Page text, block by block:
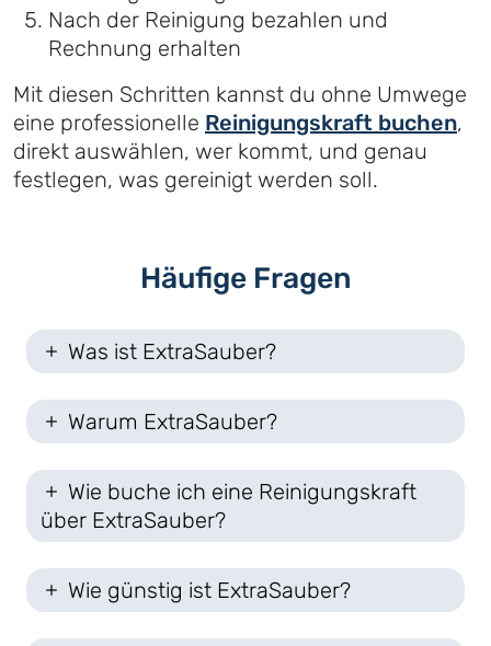
Nach der Reinigung bezahlen und
Rechnung erhalten
Mit diesen Schritten kannst du ohne Umwege
eine professionelle Reinigungskraft buchen,
direkt auswählen, wer kommt, und genau
festlegen, was gereinigt werden soll.
Häufige Fragen
Was ist ExtraSauber?
Warum ExtraSauber?
Wie buche ich eine Reinigungskraft
über ExtraSauber?
Wie günstig ist ExtraSauber?